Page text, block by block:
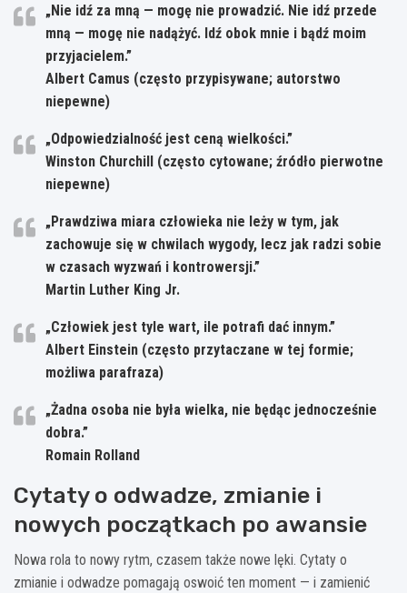
„Nie idź za mną — mogę nie prowadzić. Nie idź przede
mną — mogę nie nadążyć. Idź obok mnie i bądź moim
przyjacielem.”
Albert Camus (często przypisywane; autorstwo
niepewne)
„Odpowiedzialność jest ceną wielkości.”
Winston Churchill (często cytowane; źródło pierwotne
niepewne)
„Prawdziwa miara człowieka nie leży w tym, jak
zachowuje się w chwilach wygody, lecz jak radzi sobie
w czasach wyzwań i kontrowersji.”
Martin Luther King Jr.
„Człowiek jest tyle wart, ile potrafi dać innym.”
Albert Einstein (często przytaczane w tej formie;
możliwa parafraza)
„Żadna osoba nie była wielka, nie będąc jednocześnie
dobra.”
Romain Rolland
Cytaty o odwadze, zmianie i
nowych początkach po awansie
Nowa rola to nowy rytm, czasem także nowe lęki. Cytaty o
zmianie i odwadze pomagają oswoić ten moment — i zamienić